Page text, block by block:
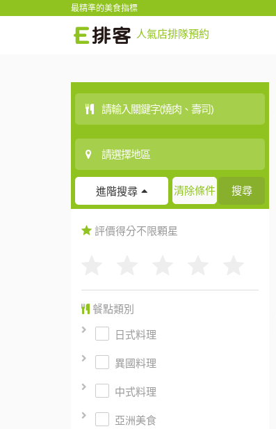
最精準的美食指標
人氣店排隊預約
進階搜尋 清除條件 搜尋
評價得分不限顆星
餐點類別
日式料理
異國料理
中式料理
亞洲美食